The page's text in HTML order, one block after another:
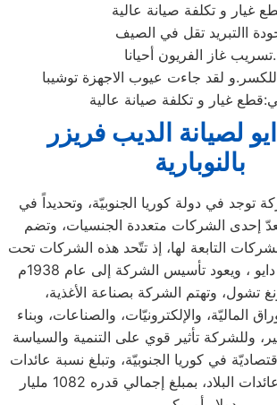
تسريب غاز الفريون أحيانا.
للكسر.و لقد جاءت عيوب الاجهزة توشيبا
لصيانة الديب فريزر
بالنوبارية
توجد في دولة كوريا الجنوبيّة، وتحديداً في
إحدى الشركات متعددة الجنسيات، وتضم
التابعة لها، إذ تتّحد هذه الشركات تحت
العلامة التجاريّة لـ دايو ، ويعود تأسيس الشركة إلى عام 1938م
تشول، وتهتم الشركة بصناعة الأغذية،
الماليّة، والإلكترونيّات، والصناعات، وبناء
وللشركة تأثير قوي على التنمية والسياسة
في كوريا الجنوبيّة، وتبلغ نسبة عائدات
الشركة 17% من عائدات البلاد، بمبلغ إجمالي قدره 1082 مليار